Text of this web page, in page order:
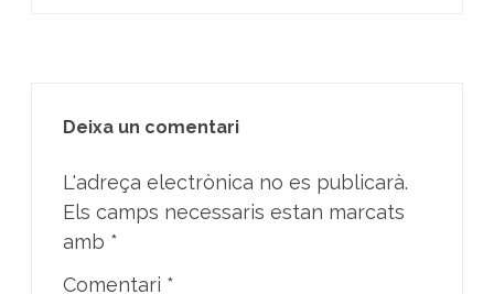
Deixa un comentari
L'adreça electrònica no es publicarà.
Els camps necessaris estan marcats
amb *
Comentari *